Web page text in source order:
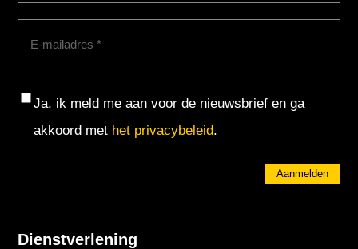
Consent
Ja, ik meld me aan voor de nieuwsbrief en ga
akkoord met het privacybeleid.
Aanmelden
Dienstverlening